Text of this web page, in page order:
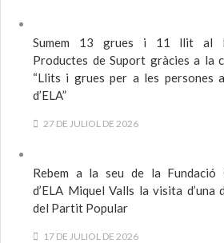
Sumem 13 grues i 11 llit al
Productes de Suport gràcies a la
“Llits i grues per a les persones
d’ELA”
27 DE JULIOL DE 2026
Rebem a la seu de la Fundació
d’ELA Miquel Valls la visita d’una
del Partit Popular
17 DE JULIOL DE 2026